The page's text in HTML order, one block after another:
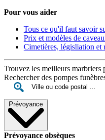
Pour vous aider
Tous ce qu'il faut savoir
Prix et modèles de
Cimetières, législiation et
Trouvez les meilleurs marbriers
Rechercher des pompes
Prévoyance
Prévoyance obsèques